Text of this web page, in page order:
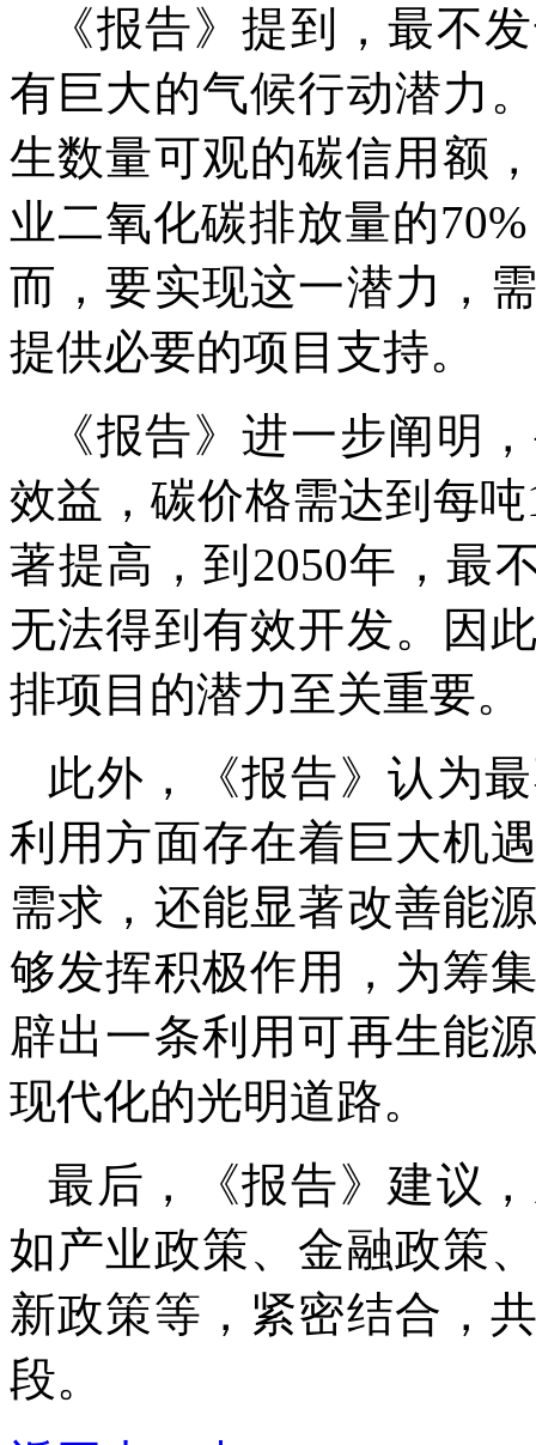
《报告》提到，最不
有巨大的气候行动潜力
生数量可观的碳信用额
业二氧化碳排放量的
而，要实现这一潜力，
提供必要的项目支持。
《报告》进一步阐明
效益，碳价格需达到每
著提高，到2050年，最
无法得到有效开发。因
排项目的潜力至关重要。
此外，《报告》认为
利用方面存在着巨大机
需求，还能显著改善能
够发挥积极作用，为筹
辟出一条利用可再生能
现代化的光明道路。
最后，《报告》建议
如产业政策、金融政策
新政策等，紧密结合，
段。